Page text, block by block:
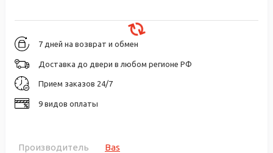
7 дней на возврат и обмен
Доставка до двери в любом регионе РФ
Прием заказов 24/7
9 видов оплаты
Производитель
Bas